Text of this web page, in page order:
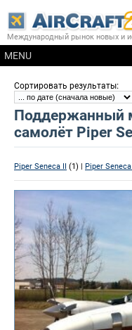
Международный рынок новых и
MENU
Сортировать результаты:
Поддержанный
самолёт Piper
Piper Seneca II (1) | Piper Seneca